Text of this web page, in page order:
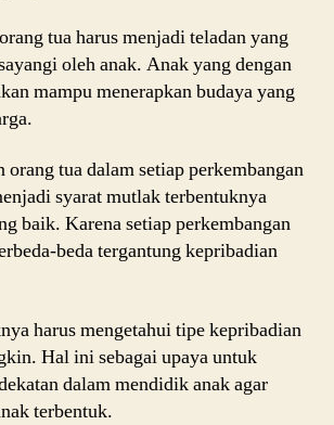
tua harus menjadi teladan yang
oleh anak. Anak yang dengan
mampu menerapkan budaya yang
orang tua dalam setiap perkembangan
syarat mutlak terbentuknya
baik. Karena setiap perkembangan
beda tergantung kepribadian
harus mengetahui tipe kepribadian
Hal ini sebagai upaya untuk
dalam mendidik anak agar
terbentuk.